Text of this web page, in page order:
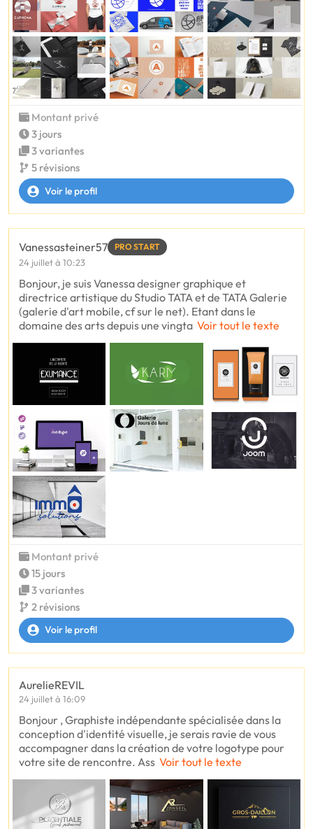
Montant privé
3 jours
3 variantes
5 révisions
Voir le profil
Vanessasteiner57 PRO START
24 juillet à 10:23
Bonjour, je suis Vanessa designer graphique et
directrice artistique du Studio TATA et de TATA Galerie
(galerie d'art mobile, cf sur le net). Etant dans le
domaine des arts depuis une vingta Voir tout le texte
Montant privé
15 jours
3 variantes
2 révisions
Voir le profil
AurelieREVIL
24 juillet à 16:09
Bonjour , Graphiste indépendante spécialisée dans la
conception d'identité visuelle, je serais ravie de vous
accompagner dans la création de votre logotype pour
votre site de rencontre. Ass Voir tout le texte